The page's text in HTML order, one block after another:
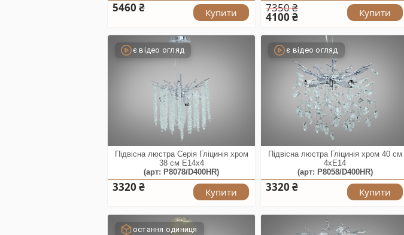
5460 ₴ Купити 7350 ₴
4100 ₴ Купити
є відео огляд
Підвісна люстра Серія Гліцинія хром
38 см E14x4
(арт: P8078/D400HR)
3320 ₴ Купити
є відео огляд
Підвісна люстра Гліцинія хром 40 см
4xE14
(арт: P8058/D400HR)
3320 ₴ Купити
остання одиниця